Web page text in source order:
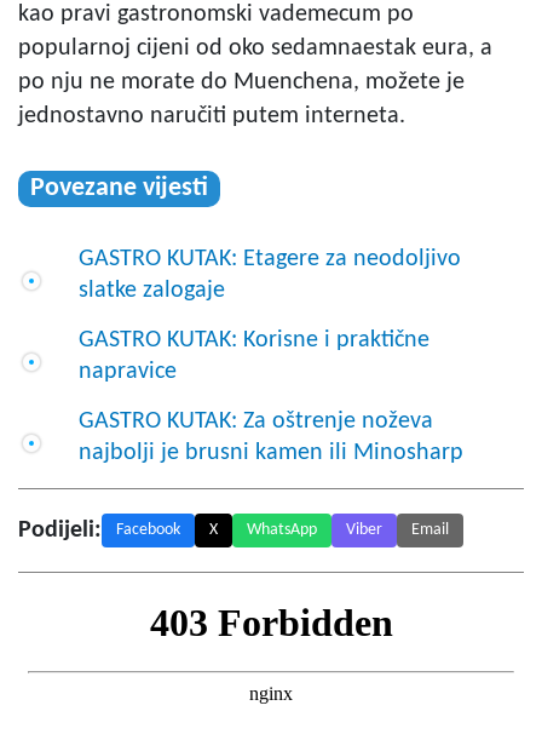
kao pravi gastronomski vademecum po
popularnoj cijeni od oko sedamnaestak eura, a
po nju ne morate do Muenchena, možete je
jednostavno naručiti putem interneta.
Povezane vijesti
GASTRO KUTAK: Etagere za neodoljivo
slatke zalogaje
GASTRO KUTAK: Korisne i praktične
napravice
GASTRO KUTAK: Za oštrenje noževa
najbolji je brusni kamen ili Minosharp
Podijeli: Facebook X WhatsApp Viber Email